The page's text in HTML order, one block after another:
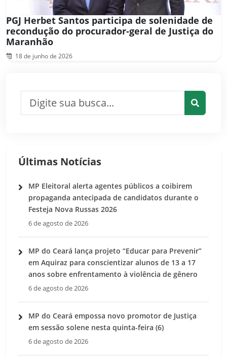
PGJ Herbet Santos participa de solenidade de
recondução do procurador-geral de Justiça do
Maranhão
18 de junho de 2026
Últimas Notícias
MP Eleitoral alerta agentes públicos a coibirem
propaganda antecipada de candidatos durante o
Festeja Nova Russas 2026
6 de agosto de 2026
MP do Ceará lança projeto “Educar para Prevenir”
em Aquiraz para conscientizar alunos de 13 a 17
anos sobre enfrentamento à violência de gênero
6 de agosto de 2026
MP do Ceará empossa novo promotor de Justiça
em sessão solene nesta quinta-feira (6)
6 de agosto de 2026